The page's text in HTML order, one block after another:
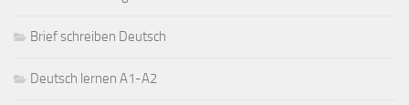
Brief schreiben Deutsch
Deutsch lernen A1-A2